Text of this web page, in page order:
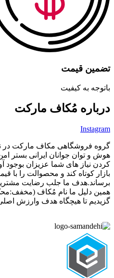
تضمین قیمت
باتوجه به کیفیت
درباره مُکاف مارکت
Instagram
گروه فروشگاهی مکاف مارکت در
هوش و توان جوانان ایرانی بستر
کردن نیاز های شما عزیزان بوجود
بازار کوتاه کند و محصوالت را با
برساند.هدف ما جلب رضایت
همین دلیل ما نام مُکاف (مخفف:محک
گزیدیم تا هیچگاه هدف وارزش